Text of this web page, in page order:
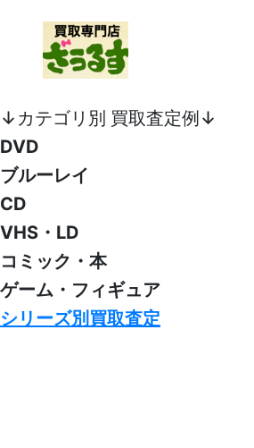
↓カテゴリ別 買取査定例↓
DVD
ブルーレイ
CD
VHS・LD
コミック・本
ゲーム・フィギュア
シリーズ別買取査定